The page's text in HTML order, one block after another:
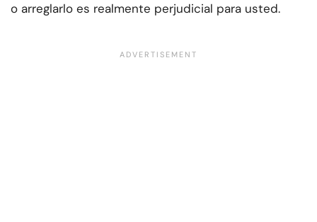
o arreglarlo es realmente perjudicial para usted.